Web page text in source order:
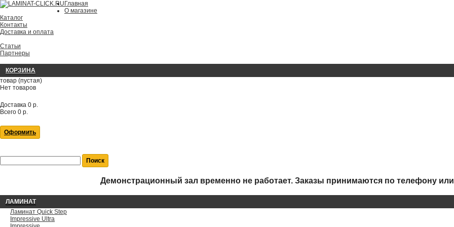
Главная
О магазине
Каталог
Контакты
Доставка и оплата
Статьи
Партнеры
КОРЗИНА
товар (пустая)
Нет товаров
Доставка 0 р.
Всего 0 р.
Оформить
Демонстрационный зал временно не работает. Заказы принимаются по телефону или
ЛАМИНАТ
Ламинат Quick Step
Impressive Ultra